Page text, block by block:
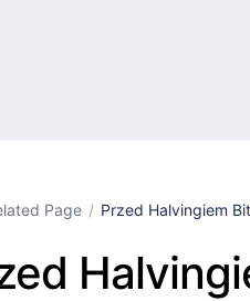
Page Przed Halvingiem